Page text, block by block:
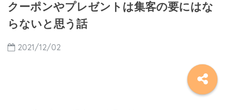
クーポンやプレゼントは集客の要にはな
らないと思う話
2021/12/02